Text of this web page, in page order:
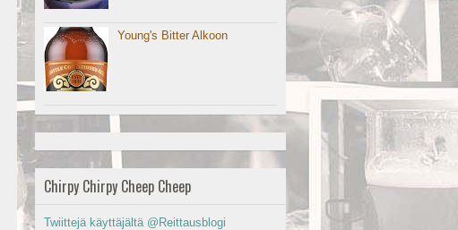
Young's Bitter Alkoon
Chirpy Chirpy Cheep Cheep
Twiittejä käyttäjältä @Reittausblogi